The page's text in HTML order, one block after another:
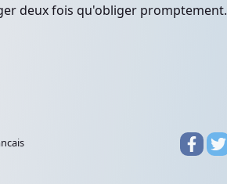
deux fois qu'obliger promptement.